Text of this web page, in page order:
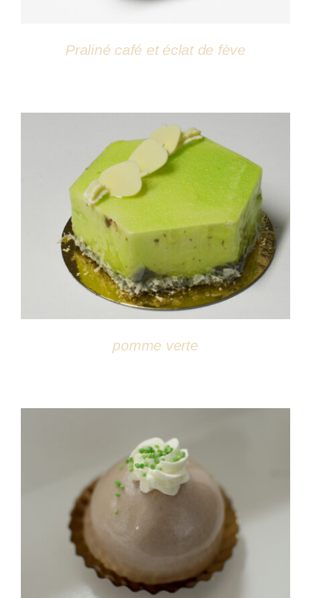
Praliné café et éclat de fève
DÉTAILS
pomme verte